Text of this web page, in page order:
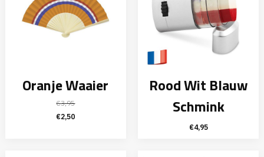
Oranje Waaier
€3,95
Oorspronkelijke
€2,50Huidige
Rood Wit Blauw
Schmink
€4,95